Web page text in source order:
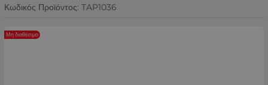
Κωδικός Προϊόντος: TAP1036
Μη διαθέσιμο